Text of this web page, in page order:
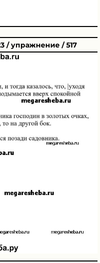
/ упражнение / 517